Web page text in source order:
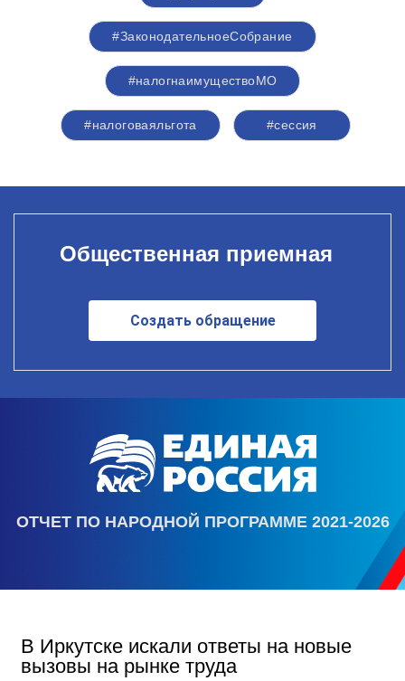
#ЗаконодательноеСобрание
#налогнаимуществоМО
#налоговаяльгота #сессия
Общественная приемная
Создать обращение
ОТЧЕТ ПО НАРОДНОЙ ПРОГРАММЕ 2021-2026
В Иркутске искали ответы на новые
вызовы на рынке труда